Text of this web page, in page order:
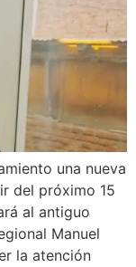
una nueva
del próximo 15
al antiguo
Manuel
la atención